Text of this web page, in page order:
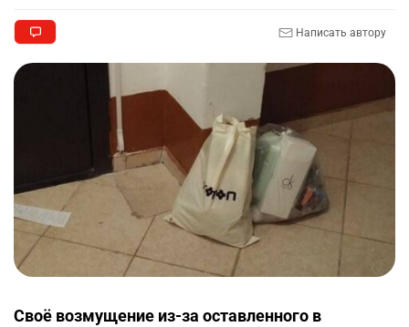
Написать автору
Своё возмущение из-за оставленного в